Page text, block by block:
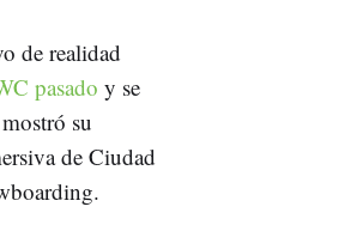
de realidad
pasado y se
su
de Ciudad